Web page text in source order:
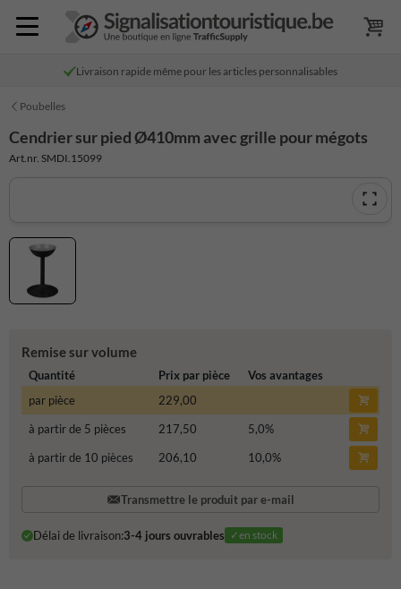
Livraison rapide même pour les articles personnalisables
Poubelles
Cendrier sur pied Ø410mm avec grille pour mégots
Art.nr. SMDI.15099
Remise sur volume
Quantité Prix par pièce
Vos avantages
par pièce
229,00
à partir de 5 pièces
217,50 5,0%
à partir de 10 pièces
206,10 10,0%
Transmettre le produit par e-mail
Délai de livraison:3-4 jours ouvrables ✓en stock